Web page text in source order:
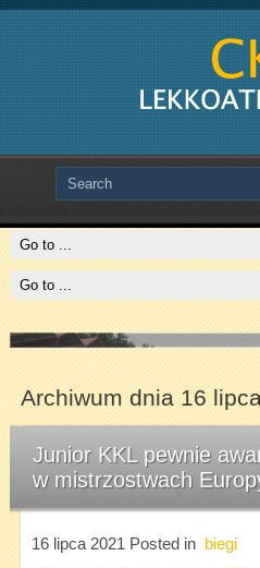
Slide # 2
Czytaj więcej
Archiwum dnia 16
Junior KKL pewnie
w mistrzostwach
16 lipca 2021 Posted in biegi